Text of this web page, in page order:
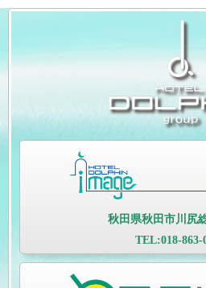
秋田県秋田市川尻
TEL:018-863-